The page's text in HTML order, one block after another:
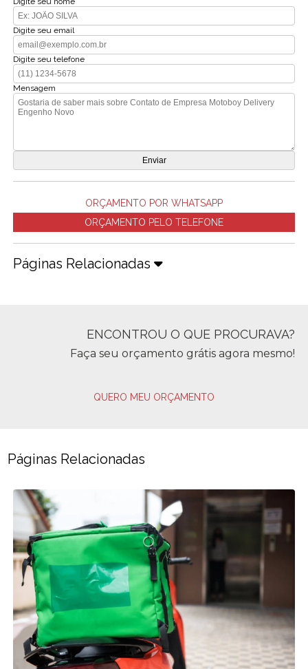
Digite seu email
Digite seu telefone
Mensagem
ORÇAMENTO POR WHATSAPP
ORÇAMENTO PELO TELEFONE
Páginas Relacionadas
ENCONTROU O QUE PROCURAVA?
Faça seu orçamento grátis agora mesmo!
QUERO MEU ORÇAMENTO
Páginas Relacionadas